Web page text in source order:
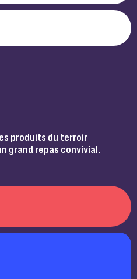
produits du terroir
grand repas convivial.